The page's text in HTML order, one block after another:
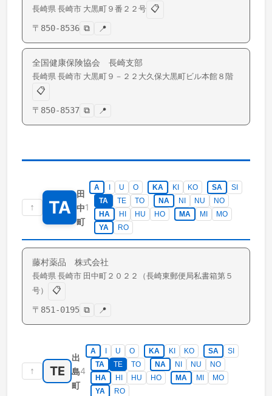
長崎県 長崎市 大黒町 ９番２２号 📋
〒 850-8536 ⧉ 📍
全国健康保険協会 長崎支部
長崎県 長崎市 大黒町 ９－２２大久保大黒町ビル本館８階
📋
〒 850-8537 ⧉ 📍
↑ TA
田
中
町
1
A U O KA KI KO SA
SI
TA
TE TO NA NI NU
NO
HA
HI HU HO MA MI
MO
YA
RO
藤村薬品 株式会社
長崎県 長崎市 田中町 ２０２２（長崎東郵便局私書箱第５
号）
📋
〒 851-0195 ⧉ 📍
↑ TE
出
島
町
4
A U O KA KI KO SA
SI
TA
TE TO NA NI NU
NO
HA
HI HU HO MA MI
MO
YA
RO